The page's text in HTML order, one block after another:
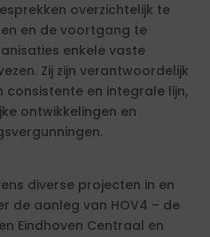
overzichtelijk te
en de voortgang te
enkele vaste
Zij zijn verantwoordelijk
en integrale lijn,
ontwikkelingen en
diverse projecten in en
de aanleg van HOV4 – de
Eindhoven Centraal en